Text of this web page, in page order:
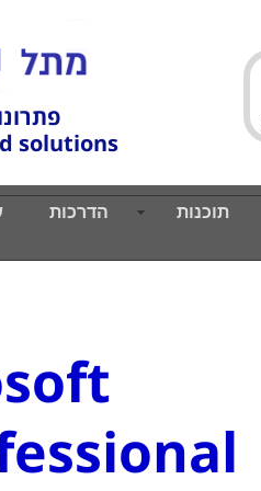
תוכנות הדרכות תוכנות הדרכות
Advanced computerized solutions